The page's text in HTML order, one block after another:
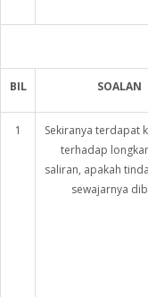
BIL SOALAN
1
Sekiranya terdapat
terhadap
saliran, apakah
sewajarnya